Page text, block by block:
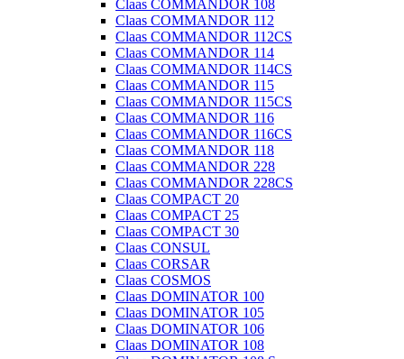
Claas COMMANDOR 108
Claas COMMANDOR 112
Claas COMMANDOR 112CS
Claas COMMANDOR 114
Claas COMMANDOR 114CS
Claas COMMANDOR 115
Claas COMMANDOR 115CS
Claas COMMANDOR 116
Claas COMMANDOR 116CS
Claas COMMANDOR 118
Claas COMMANDOR 228
Claas COMMANDOR 228CS
Claas COMPACT 20
Claas COMPACT 25
Claas COMPACT 30
Claas CONSUL
Claas CORSAR
Claas COSMOS
Claas DOMINATOR 100
Claas DOMINATOR 105
Claas DOMINATOR 106
Claas DOMINATOR 108